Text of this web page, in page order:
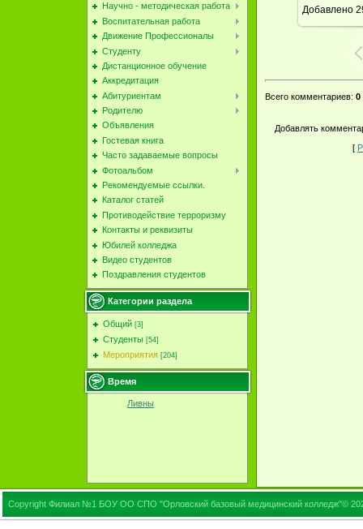
Научно - методическая работа
Воспитательная работа
Движение Профессионалы
Студенту
Дистанционное обучение
Аккредитация
Абитуриентам
Родителю
Объявления
Гостевая книга
Часто задаваемые вопросы
Фотоальбом
Рекомендуемые ссылки.
Каталог статей
Противодействие терроризму
Контакты и реквизиты
Юбилей колледжа
Видео студентов
Поздравления студентов
Категории раздела
Общий [3]
Студенты [54]
Мероприятия [204]
Время
Ливны
Добавлено
Всего комментариев: 0
Добавлять
[
Copyright Филиал №1 БОУ ОО СПО "Орловский базовый медицинский колледж"©